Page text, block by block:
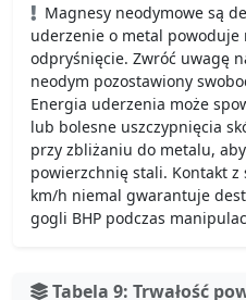
Magnesy neodymowe są
uderzenie o metal powoduje
odpryśnięcie. Zwróć uwagę
neodym pozostawiony
Energia uderzenia może
lub bolesne uszczypnięcia
przy zbliżaniu do metalu,
powierzchnię stali. Kontakt z
km/h niemal gwarantuje
gogli BHP podczas
Tabela 9: Trwałość